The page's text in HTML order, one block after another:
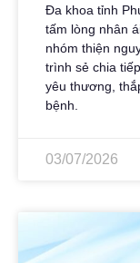
Đa khoa tỉnh
tấm lòng nhân
nhóm thiện
trình sẻ chia
yêu thương,
bệnh.
03/07/2026